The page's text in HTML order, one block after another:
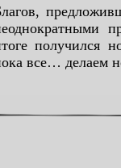
получился
все… делаем